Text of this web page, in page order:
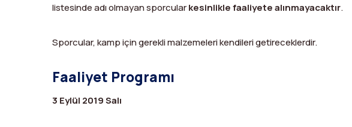
listesinde adı olmayan sporcularkesinlikle faaliyete alınmayacaktır.
Sporcular, kamp için gerekli malzemeleri kendileri getireceklerdir.
Faaliyet Programı
3 Eylül 2019 Salı